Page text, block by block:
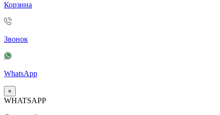
Корзина
Звонок
WhatsApp
×
WHATSAPP